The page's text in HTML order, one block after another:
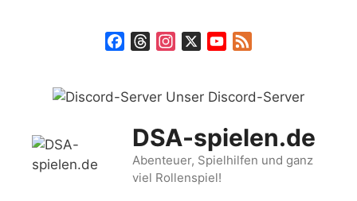
FacebookThreadsInstagram YouTube
Unser Discord-Server
DSA-spielen.de
Abenteuer, Spielhilfen und ganz
viel Rollenspiel!